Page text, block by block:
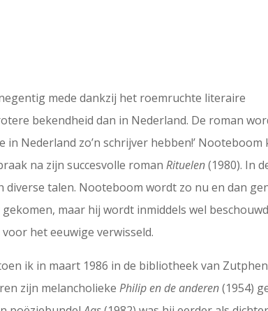
mede dankzij het roemruchte literaire
bekendheid dan in Nederland. De roman
Nederland zo’n schrijver hebben!’
na zijn succesvolle romanRituelen(1980). In
talen. Nooteboom wordt zo nu en dan
maar hij wordt inmiddels wel
het eeuwige verwisseld.
ik in maart 1986 in de bibliotheek van
zijn melancholiekePhilip en de anderen(1954)